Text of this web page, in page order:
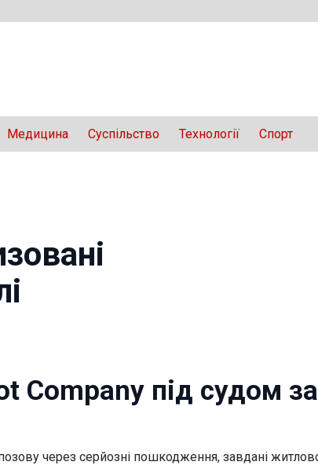
Медицина Суспільство Технології Спорт
Company під судом
через серйозні пошкодження, завдані